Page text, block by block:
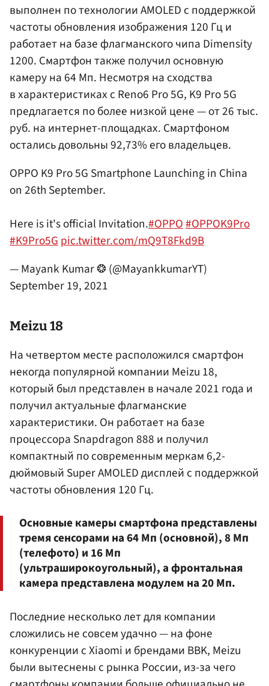
выполнен по технологии AMOLED с поддержкой
частоты обновления изображения 120 Гц и
работает на базе флагманского чипа Dimensity
1200. Смартфон также получил основную
камеру на 64 Мп. Несмотря на сходства
в характеристиках с Reno6 Pro 5G, K9 Pro 5G
предлагается по более низкой цене — от 26 тыс.
руб. на интернет-площадках. Смартфоном
остались довольны 92,73% его владельцев.
OPPO K9 Pro 5G Smartphone Launching in China
on 26th September.
Here is it's official Invitation.#OPPO#OPPOK9Pro
#K9Pro5Gpic.twitter.com/mQ9T8Fkd9B
— Mayank Kumar ❂ (@MayankkumarYT)
September 19, 2021
Meizu 18
На четвертом месте расположился смартфон
некогда популярной компании Meizu 18,
который был представлен в начале 2021 года и
получил актуальные флагманские
характеристики. Он работает на базе
процессора Snapdragon 888 и получил
компактный по современным меркам 6,2-
дюймовый Super AMOLED дисплей с поддержкой
частоты обновления 120 Гц.
Основные камеры смартфона представлены
тремя сенсорами на 64 Мп (основной), 8 Мп
(телефото) и 16 Мп
(ультраширокоугольный), а фронтальная
камера представлена модулем на 20 Мп.
Последние несколько лет для компании
сложились не совсем удачно — на фоне
конкуренции с Xiaomi и брендами BBK, Meizu
были вытеснены с рынка России, из-за чего